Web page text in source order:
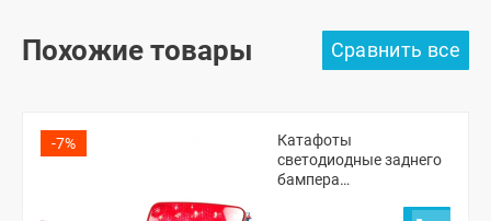
Похожие товары
-7%
Катафоты
светодиодные заднего
бампера